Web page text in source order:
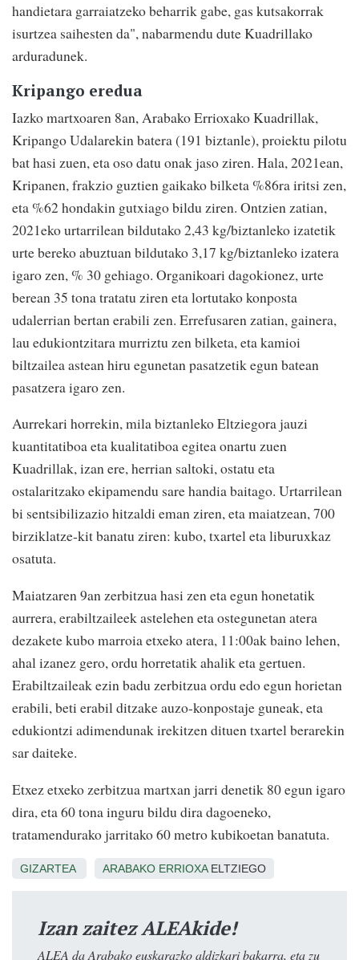
handietara garraiatzeko beharrik gabe, gas kutsakorrak
isurtzea saihesten da", nabarmendu dute Kuadrillako
arduradunek.
Kripango eredua
Iazko martxoaren 8an, Arabako Errioxako Kuadrillak,
Kripango Udalarekin batera (191 biztanle), proiektu pilotu
bat hasi zuen, eta oso datu onak jaso ziren. Hala, 2021ean,
Kripanen, frakzio guztien gaikako bilketa %86ra iritsi zen,
eta %62 hondakin gutxiago bildu ziren. Ontzien zatian,
2021eko urtarrilean bildutako 2,43 kg/biztanleko izatetik
urte bereko abuztuan bildutako 3,17 kg/biztanleko izatera
igaro zen, % 30 gehiago. Organikoari dagokionez, urte
berean 35 tona tratatu ziren eta lortutako konposta
udalerrian bertan erabili zen. Errefusaren zatian, gainera,
lau edukiontzitara murriztu zen bilketa, eta kamioi
biltzailea astean hiru egunetan pasatzetik egun batean
pasatzera igaro zen.
Aurrekari horrekin, mila biztanleko Eltziegora jauzi
kuantitatiboa eta kualitatiboa egitea onartu zuen
Kuadrillak, izan ere, herrian saltoki, ostatu eta
ostalaritzako ekipamendu sare handia baitago. Urtarrilean
bi sentsibilizazio hitzaldi eman ziren, eta maiatzean, 700
birziklatze-kit banatu ziren: kubo, txartel eta liburuxkaz
osatuta.
Maiatzaren 9an zerbitzua hasi zen eta egun honetatik
aurrera, erabiltzaileek astelehen eta ostegunetan atera
dezakete kubo marroia etxeko atera, 11:00ak baino lehen,
ahal izanez gero, ordu horretatik ahalik eta gertuen.
Erabiltzaileak ezin badu zerbitzua ordu edo egun horietan
erabili, beti erabil ditzake auzo-konpostaje guneak, eta
edukiontzi adimendunak irekitzen dituen txartel berarekin
sar daiteke.
Etxez etxeko zerbitzua martxan jarri denetik 80 egun igaro
dira, eta 60 tona inguru bildu dira dagoeneko,
tratamendurako jarritako 60 metro kubikoetan banatuta.
GIZARTEA ARABAKO ERRIOXAELTZIEGO
Izan zaitez ALEAkide!
ALEA da Arabako euskarazko aldizkari bakarra, eta zu